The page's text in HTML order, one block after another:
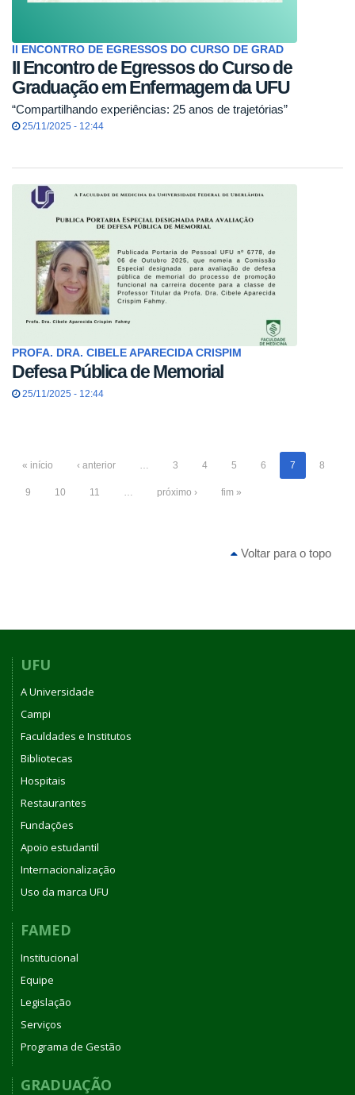
II ENCONTRO DE EGRESSOS DO CURSO DE GRAD
II Encontro de Egressos do Curso de
Graduação em Enfermagem da UFU
“Compartilhando experiências: 25 anos de trajetórias”
25/11/2025 - 12:44
PROFA. DRA. CIBELE APARECIDA CRISPIM
Defesa Pública de Memorial
25/11/2025 - 12:44
« início ‹ anterior … 3 4 5 6 7 8
9 10 11 … próximo › fim »
Voltar para o topo
UFU
A Universidade
Campi
Faculdades e Institutos
Bibliotecas
Hospitais
Restaurantes
Fundações
Apoio estudantil
Internacionalização
Uso da marca UFU
FAMED
Institucional
Equipe
Legislação
Serviços
Programa de Gestão
GRADUAÇÃO